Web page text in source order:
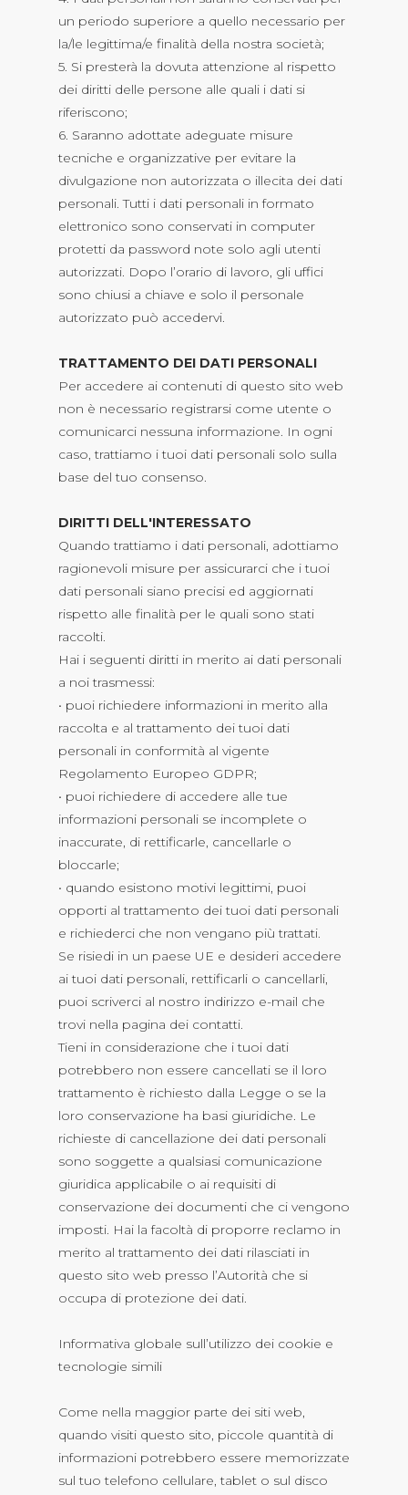
un periodo superiore a quello necessario per
la/le legittima/e finalità della nostra società;
5. Si presterà la dovuta attenzione al rispetto
dei diritti delle persone alle quali i dati si
riferiscono;
6. Saranno adottate adeguate misure
tecniche e organizzative per evitare la
divulgazione non autorizzata o illecita dei dati
personali. Tutti i dati personali in formato
elettronico sono conservati in computer
protetti da password note solo agli utenti
autorizzati. Dopo l’orario di lavoro, gli uffici
sono chiusi a chiave e solo il personale
autorizzato può accedervi.
TRATTAMENTO DEI DATI PERSONALI
Per accedere ai contenuti di questo sito web
non è necessario registrarsi come utente o
comunicarci nessuna informazione. In ogni
caso, trattiamo i tuoi dati personali solo sulla
base del tuo consenso.
DIRITTI DELL'INTERESSATO
Quando trattiamo i dati personali, adottiamo
ragionevoli misure per assicurarci che i tuoi
dati personali siano precisi ed aggiornati
rispetto alle finalità per le quali sono stati
raccolti.
Hai i seguenti diritti in merito ai dati personali
a noi trasmessi:
• puoi richiedere informazioni in merito alla
raccolta e al trattamento dei tuoi dati
personali in conformità al vigente
Regolamento Europeo GDPR;
• puoi richiedere di accedere alle tue
informazioni personali se incomplete o
inaccurate, di rettificarle, cancellarle o
bloccarle;
• quando esistono motivi legittimi, puoi
opporti al trattamento dei tuoi dati personali
e richiederci che non vengano più trattati.
Se risiedi in un paese UE e desideri accedere
ai tuoi dati personali, rettificarli o cancellarli,
puoi scriverci al nostro indirizzo e-mail che
trovi nella pagina dei contatti.
Tieni in considerazione che i tuoi dati
potrebbero non essere cancellati se il loro
trattamento è richiesto dalla Legge o se la
loro conservazione ha basi giuridiche. Le
richieste di cancellazione dei dati personali
sono soggette a qualsiasi comunicazione
giuridica applicabile o ai requisiti di
conservazione dei documenti che ci vengono
imposti. Hai la facoltà di proporre reclamo in
merito al trattamento dei dati rilasciati in
questo sito web presso l’Autorità che si
occupa di protezione dei dati.
Informativa globale sull’utilizzo dei cookie e
tecnologie simili
Come nella maggior parte dei siti web,
quando visiti questo sito, piccole quantità di
informazioni potrebbero essere memorizzate
sul tuo telefono cellulare, tablet o sul disco